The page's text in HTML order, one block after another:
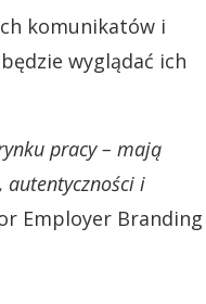
komunikatów i
wyglądać ich
pracy – mają
autentyczności i
Employer Branding